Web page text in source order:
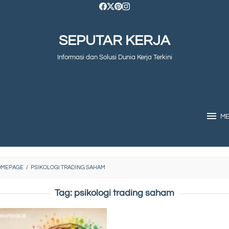
SEPUTAR KERJA
Informasi dan Solusi Dunia Kerja Terkini
/ PSIKOLOGI TRADING SAHAM
Tag: psikologi trading saham